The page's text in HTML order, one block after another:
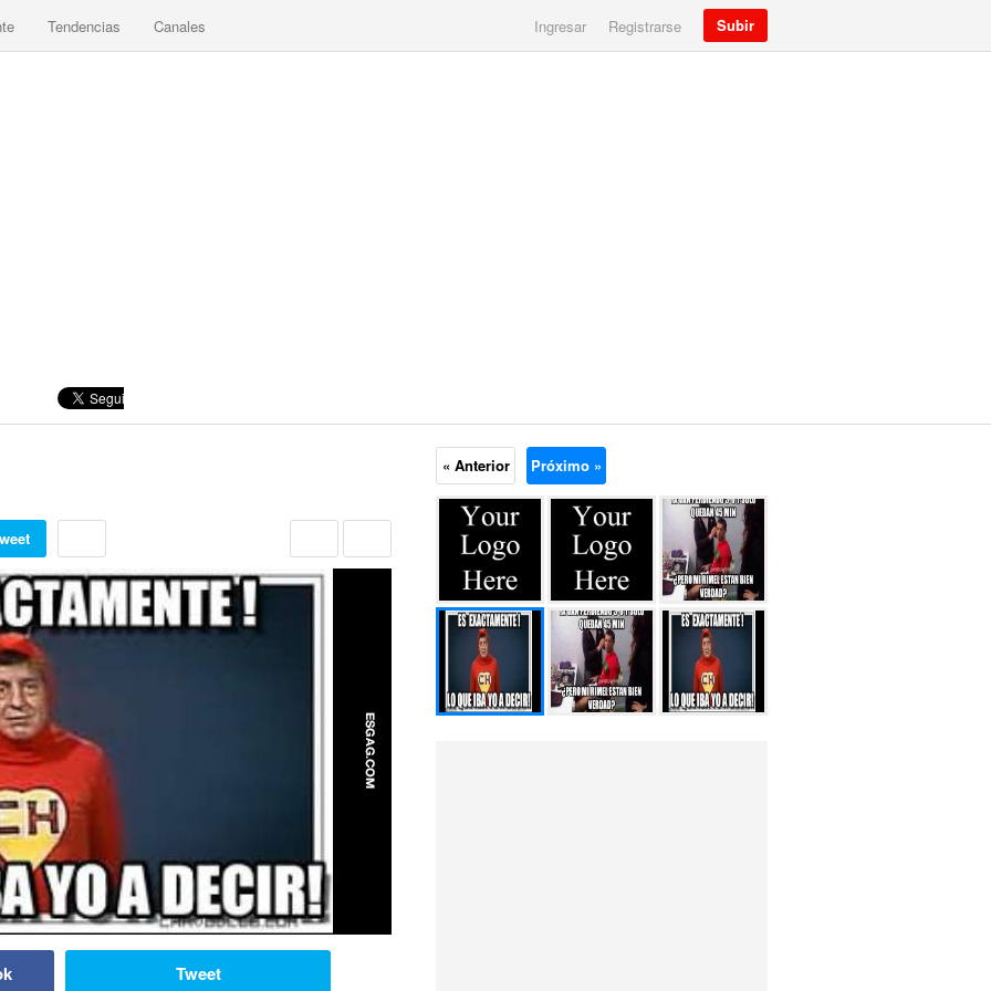
Tendencias Canales Ingresar Registrarse Subir
Tweet
« Anterior Próximo »